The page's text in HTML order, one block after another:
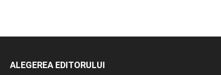
ALEGEREA EDITORULUI